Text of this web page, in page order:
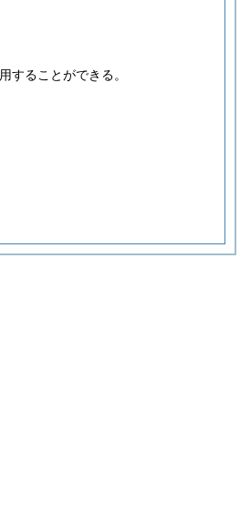
することができる。